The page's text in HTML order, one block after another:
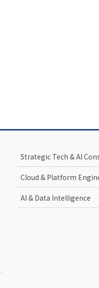
Strategic Tech & AI
Cloud & Platform
AI & Data Intelligence